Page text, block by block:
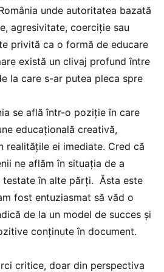
unde autoritatea bazată
agresivitate, coerciție sau
privită ca o formă de educare
există un clivaj profund între
la care s-ar putea pleca spre
se află într-o poziție în care
educațională creativă,
realitățile ei imediate. Cred că
ne aflăm în situația de a
în alte părți. Ăsta este
fost entuziasmat să văd o
de la un model de succes și
conținute în document.
critice, doar din perspectiva